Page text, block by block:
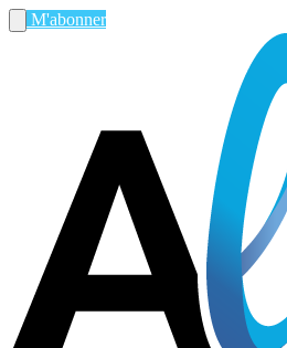
M'abonner